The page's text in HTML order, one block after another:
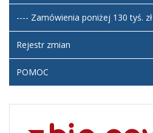
---- Zamówienia poniżej 130 tyś. zł
Rejestr zmian
POMOC